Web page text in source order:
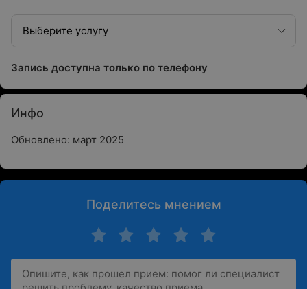
Выберите услугу
Запись доступна только по телефону
Инфо
Обновлено: март 2025
Поделитесь мнением